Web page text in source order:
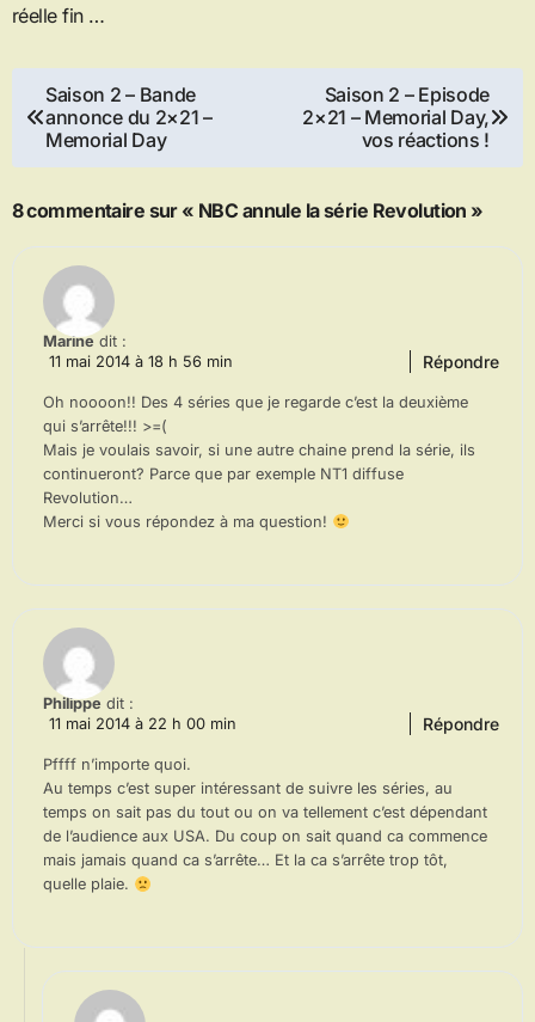
réelle fin …
Navigation
de
l’article
Saison 2 – Bande
annonce du 2×21 –
Memorial Day
Saison 2 – Episode
2×21 – Memorial Day,
vos réactions !
8 commentaire sur « NBC annule la série Revolution »
Marine dit :
11 mai 2014 à 18 h 56 min
Oh noooon!! Des 4 séries que je regarde c’est la deuxième
qui s’arrête!!! >=(
Mais je voulais savoir, si une autre chaine prend la série, ils
continueront? Parce que par exemple NT1 diffuse
Revolution…
Merci si vous répondez à ma question!
Répondre
Philippe dit :
11 mai 2014 à 22 h 00 min
Pffff n’importe quoi.
Au temps c’est super intéressant de suivre les séries, au
temps on sait pas du tout ou on va tellement c’est dépendant
de l’audience aux USA. Du coup on sait quand ca commence
mais jamais quand ca s’arrête… Et la ca s’arrête trop tôt,
quelle plaie.
Répondre